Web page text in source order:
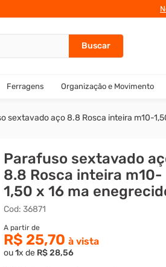
Ferragens Organização e Movimento
sextavado aço 8.8 Rosca inteira m10-
Parafuso sextavado
8.8 Rosca inteira m10-
1,50 x 16 ma
Cod:36871
R$ 25,70
ou1x de R$28,56